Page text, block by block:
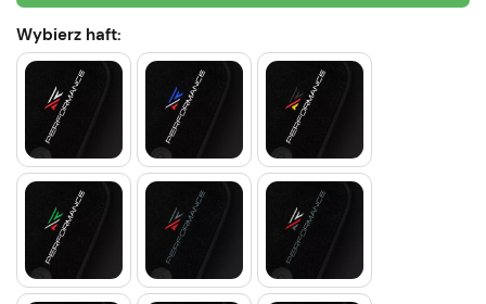
Wybierz haft: